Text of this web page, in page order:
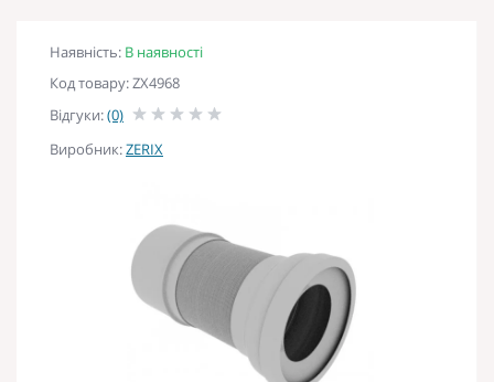
Наявність: В наявності
Код товару: ZX4968
Відгуки:(0)
Виробник:ZERIX